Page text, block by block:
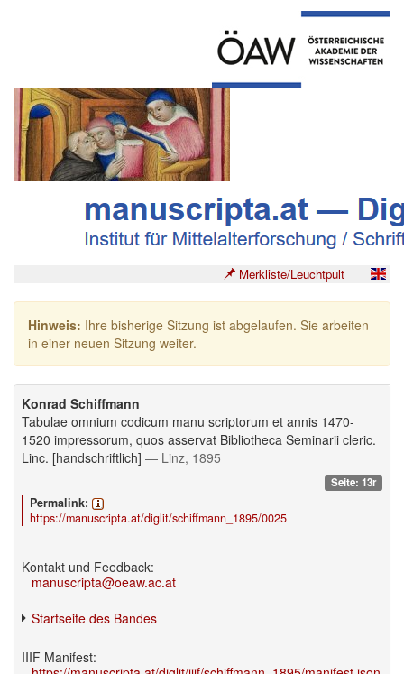
Merkliste/Leuchtpult
Hinweis: Ihre bisherige Sitzung ist abgelaufen. Sie arbeiten
in einer neuen Sitzung weiter.
Konrad Schiffmann
Tabulae omnium codicum manu scriptorum et annis 1470-
1520 impressorum, quos asservat Bibliotheca Seminarii cleric.
Linc. [handschriftlich] — Linz, 1895
Seite: 13r
Permalink:
https://manuscripta.at/diglit/schiffmann_1895/0025
Kontakt und Feedback:
manuscripta@oeaw.ac.at
Startseite des Bandes
IIIF Manifest: